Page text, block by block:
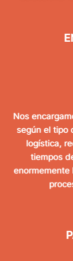
Nos
según el tipo
logística,
tiempos
enormemente